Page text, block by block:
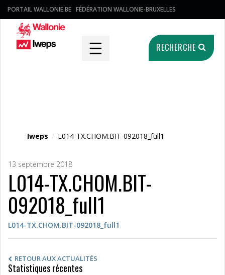
PORTAIL WALLONIE.BE FÉDÉRATION WALLONIE-BRUXELLES
☰ RECHERCHE
Iweps / L014-TX.CHOM.BIT-092018_full1
13 septembre 2018
L014-TX.CHOM.BIT-
092018_full1
L014-TX.CHOM.BIT-092018_full1
RETOUR AUX ACTUALITÉS
Statistiques récentes